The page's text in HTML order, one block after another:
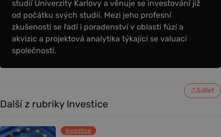
studií Univerzity Karlovy a věnuje se investování již
od počátku svých studií. Mezi jeho profesní
zkušenosti se řadí i poradenství v oblasti fúzí a
akvizic a projektová analytika týkající se valuací
společností.
Sdílet
Další z rubriky Investice
Investice